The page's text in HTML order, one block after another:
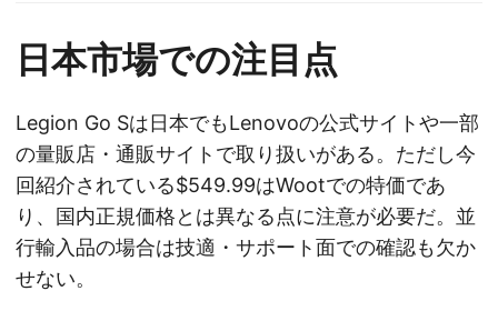
日本市場での注目点
Legion Go Sは日本でもLenovoの公式サイトや一部
の量販店・通販サイトで取り扱いがある。ただし今
回紹介されている$549.99はWootでの特価であ
り、国内正規価格とは異なる点に注意が必要だ。並
行輸入品の場合は技適・サポート面での確認も欠か
せない。